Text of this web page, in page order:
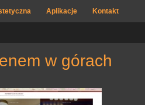
Aplikacje Kontakt
w górach